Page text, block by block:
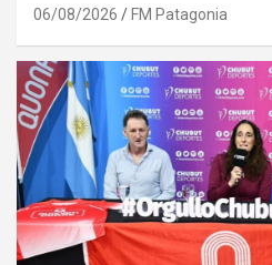
06/08/2026 FM Patagonia